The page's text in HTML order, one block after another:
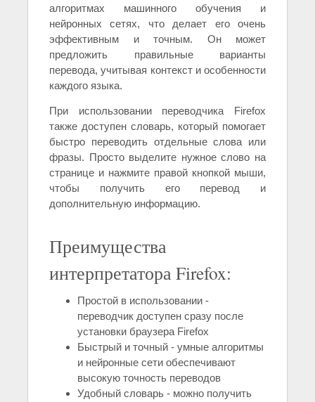
алгоритмах машинного обучения и
нейронных сетях, что делает его очень
эффективным и точным. Он может
предложить правильные варианты
перевода, учитывая контекст и особенности
каждого языка.
При использовании переводчика Firefox
также доступен словарь, который помогает
быстро переводить отдельные слова или
фразы. Просто выделите нужное слово на
странице и нажмите правой кнопкой мыши,
чтобы получить его перевод и
дополнительную информацию.
Преимущества
интерпретатора Firefox:
Простой в использовании -
переводчик доступен сразу после
установки браузера Firefox
Быстрый и точный - умные алгоритмы
и нейронные сети обеспечивают
высокую точность переводов
Удобный словарь - можно получить